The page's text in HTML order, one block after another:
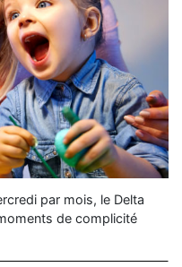
par mois, le Delta
de complicité